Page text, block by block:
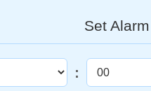
Set
: